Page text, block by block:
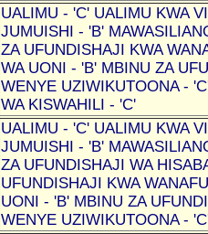
UALIMU - 'C' UALIMU KWA
JUMUISHI - 'B'
ZA UFUNDISHAJI KWA
WA UONI - 'B' MBINU ZA
WENYE UZIWIKUTOONA -
WA KISWAHILI - 'C'
UALIMU - 'C' UALIMU KWA
JUMUISHI - 'B'
ZA UFUNDISHAJI WA
UFUNDISHAJI KWA
UONI - 'B' MBINU ZA
WENYE UZIWIKUTOONA -